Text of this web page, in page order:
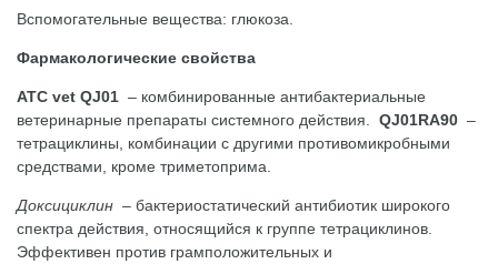
Вспомогательные вещества: глюкоза.
Фармакологические свойства
АТС vet QJ01 – комбинированные антибактериальные
ветеринарные препараты системного действия. QJ01RA90 –
тетрациклины, комбинации с другими противомикробными
средствами, кроме триметоприма.
Доксициклин – бактериостатический антибиотик широкого
спектра действия, относящийся к группе тетрациклинов.
Эффективен против грамположительных и